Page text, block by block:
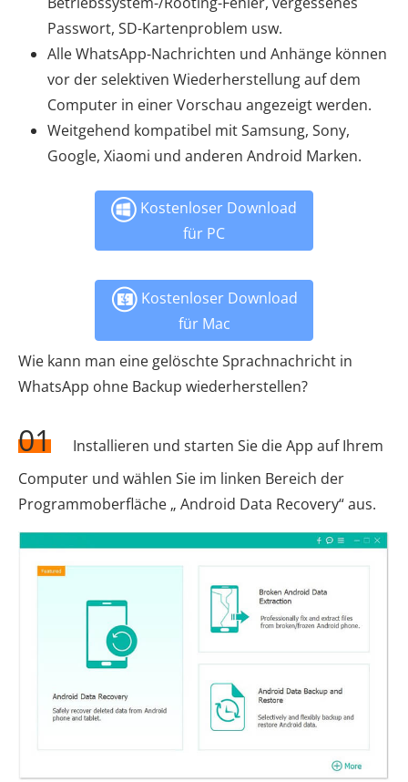
Passwort, SD-Kartenproblem usw.
Alle WhatsApp-Nachrichten und Anhänge können
vor der selektiven Wiederherstellung auf dem
Computer in einer Vorschau angezeigt werden.
Weitgehend kompatibel mit Samsung, Sony,
Google, Xiaomi und anderen Android Marken.
Kostenloser Download
für PC
Kostenloser Download
für Mac
Wie kann man eine gelöschte Sprachnachricht in
WhatsApp ohne Backup wiederherstellen?
01
Installieren und starten Sie die App auf Ihrem
Computer und wählen Sie im linken Bereich der
Programmoberfläche „ Android Data Recovery“ aus.